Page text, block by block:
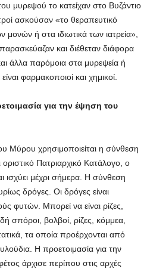
μυρεψού το κατείχαν στο Βυζάντιο
ασκούσαν «το θεραπευτικό
μονών ή στα ιδιωτικά των ιατρεία»,
και διέθεταν διάφορα
άλλα παρόμοια στα μυρεψεία ή
φαρμακοποιοί και χημικοί.
για την έψηση του
Μύρου χρησιμοποιείται η σύνθεση
Πατριαρχικό Κατάλογο, ο
ισχύει μέχρι σήμερα. Η σύνθεση
δρόγες. Οι δρόγες είναι
φυτών. Μπορεί να είναι ρίζες,
σπόροι, βολβοί, ρίζες, κόμμεα,
τα οποία προέρχονται από
Η προετοιμασία για την
άρχισε περίπου στις αρχές